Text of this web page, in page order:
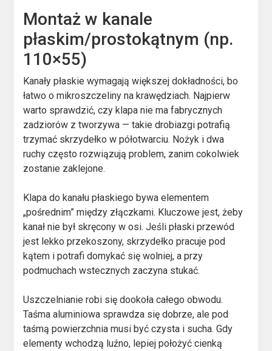
Montaż w kanale
płaskim/prostokątnym (np.
110×55)
Kanały płaskie wymagają większej dokładności, bo
łatwo o mikroszczeliny na krawędziach. Najpierw
warto sprawdzić, czy klapa nie ma fabrycznych
zadziorów z tworzywa — takie drobiazgi potrafią
trzymać skrzydełko w półotwarciu. Nożyk i dwa
ruchy często rozwiązują problem, zanim cokolwiek
zostanie zaklejone.
Klapa do kanału płaskiego bywa elementem
„pośrednim” między złączkami. Kluczowe jest, żeby
kanał nie był skręcony w osi. Jeśli płaski przewód
jest lekko przekoszony, skrzydełko pracuje pod
kątem i potrafi domykać się wolniej, a przy
podmuchach wstecznych zaczyna stukać.
Uszczelnianie robi się dookoła całego obwodu.
Taśma aluminiowa sprawdza się dobrze, ale pod
taśmą powierzchnia musi być czysta i sucha. Gdy
elementy wchodzą luźno, lepiej położyć cienką